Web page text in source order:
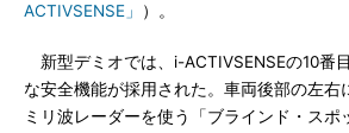
ACTIVSENSE」
）。
新型デミオでは、i-ACTIVSENSEの10番
な安全機能が採用された。車両後部の左右
ミリ波レーダーを使う「ブラインド・スポ